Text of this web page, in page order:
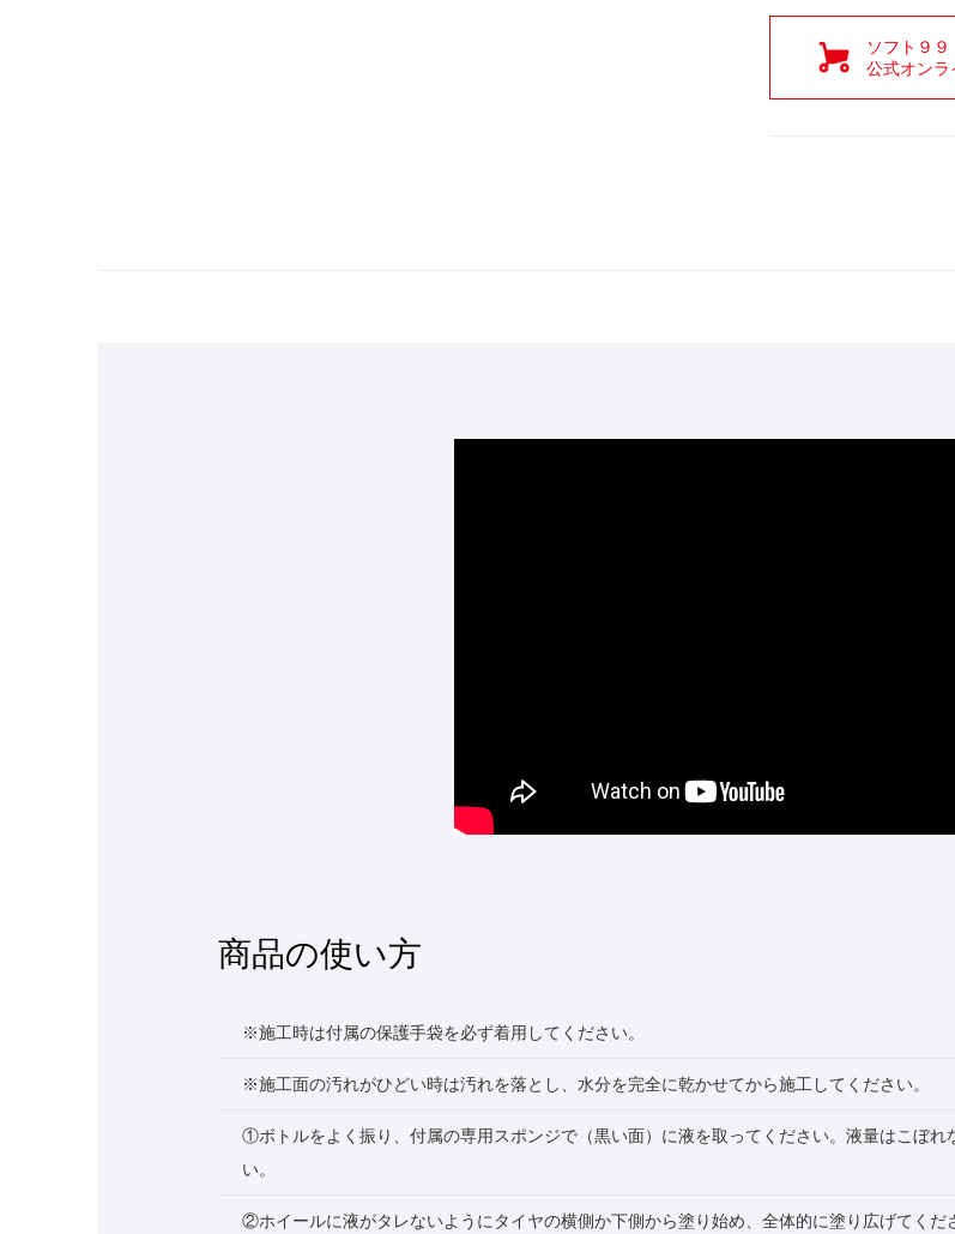
ソフト９９
公式オンラ
商品の使い方
※施工時は付属の保護手袋を必ず着用してください。
※施工面の汚れがひどい時は汚れを落とし、水分を完全に乾かせてから施工してください。
①ボトルをよく振り、付属の専用スポンジで（黒い面）に液を取ってください。液量はこぼれ
い。
②ホイールに液がタレないようにタイヤの横側か下側から塗り始め、全体的に塗り広げてく